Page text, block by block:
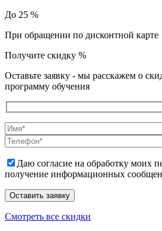
До 25 %
При обращении по дисконтной карте
Получите скидку %
Оставьте заявку - мы расскажем о
программу обучения
Даю согласие на обработку моих
получение информационных
Смотреть все скидки